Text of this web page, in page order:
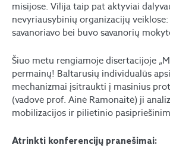
misijose. Vilija taip pat aktyviai
nevyriausybinių organizacijų
savanoriavo bei buvo savanorių
Šiuo metu rengiamoje disertacijoje
permainų! Baltarusių individualūs
mechanizmai įsitraukti į masinius
(vadovė prof. Ainė Ramonaitė) ji
mobilizacijos ir pilietinio
Atrinkti konferencijų pranešimai: